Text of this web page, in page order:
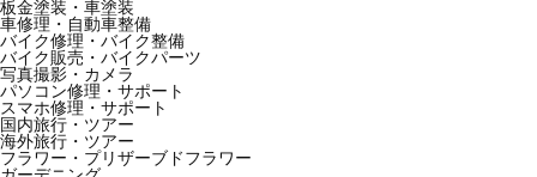
板金塗装・車塗装
車修理・自動車整備
バイク修理・バイク整備
バイク販売・バイクパーツ
写真撮影・カメラ
パソコン修理・サポート
スマホ修理・サポート
国内旅行・ツアー
海外旅行・ツアー
フラワー・プリザーブドフラワー